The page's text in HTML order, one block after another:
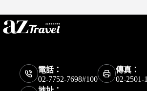
電話：
02-7752-7698#100
傳真：
02-2501-